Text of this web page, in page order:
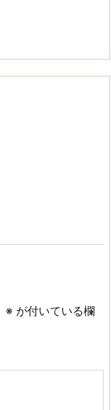
※ が付いている欄